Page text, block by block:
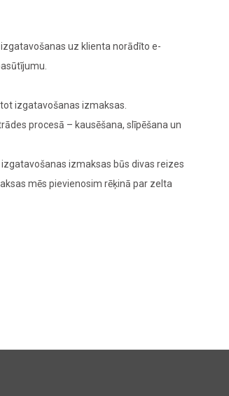
uz klienta norādīto e-
izgatavošanas izmaksas.
procesā – kausēšana, slīpēšana un
izmaksas būs divas reizes
mēs pievienosim rēķinā par zelta